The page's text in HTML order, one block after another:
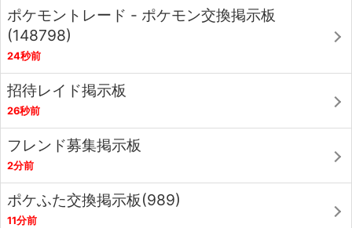
ポケモントレード - ポケモン交換掲示板
(148798)
24秒前
招待レイド掲示板
26秒前
フレンド募集掲示板
2分前
ポケふた交換掲示板(989)
11分前